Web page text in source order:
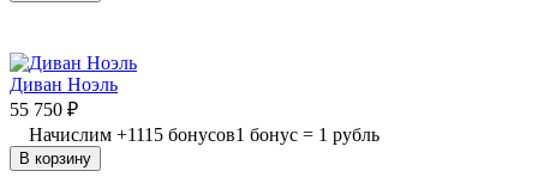
Диван Ноэль
55 750 ₽
Начислим +1115 бонусов1 бонус = 1 рубль
В корзину